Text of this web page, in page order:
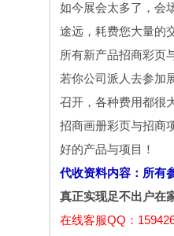
如今展会太多了，会
途远，耗费您大量的
所有新产品招商彩页
若你公司派人去参加
召开，各种费用都很
招商画册彩页与招商
好的产品与项目！
代收资料内容：所有
真正实现足不出户在
在线客服QQ：